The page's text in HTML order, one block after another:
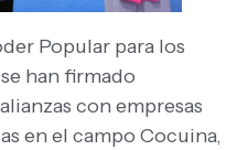
Popular para los
han firmado
con empresas
en el campo Cocuina,